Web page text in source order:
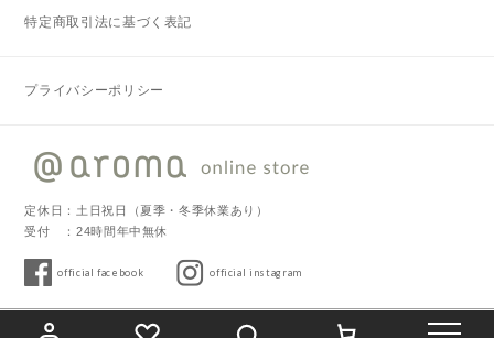
特定商取引法に基づく表記
プライバシーポリシー
定休日：土日祝日（夏季・冬季休業あり）
受付 ：24時間年中無休
official facebook official instagram